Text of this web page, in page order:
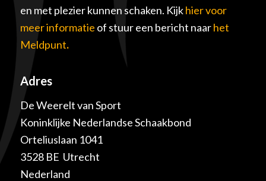
en met plezier kunnen schaken. Kijkhier voor
meer informatie of stuur een bericht naarhet
Meldpunt.
Adres
De Weerelt van Sport
Koninklijke Nederlandse Schaakbond
Orteliuslaan 1041
3528 BE Utrecht
Nederland